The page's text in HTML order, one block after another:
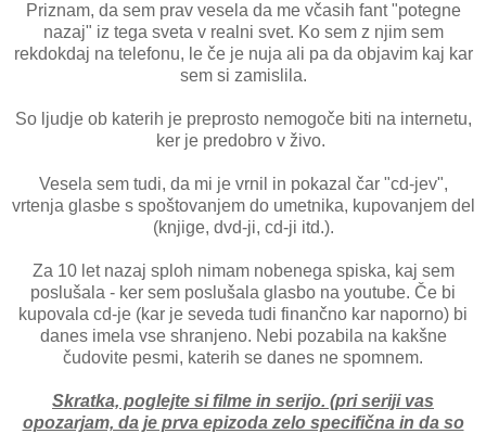
Priznam, da sem prav vesela da me včasih fant "potegne
nazaj" iz tega sveta v realni svet. Ko sem z njim sem
rekdokdaj na telefonu, le če je nuja ali pa da objavim kaj kar
sem si zamislila.
So ljudje ob katerih je preprosto nemogoče biti na internetu,
ker je predobro v živo.
Vesela sem tudi, da mi je vrnil in pokazal čar "cd-jev",
vrtenja glasbe s spoštovanjem do umetnika, kupovanjem del
(knjige, dvd-ji, cd-ji itd.).
Za 10 let nazaj sploh nimam nobenega spiska, kaj sem
poslušala - ker sem poslušala glasbo na youtube. Če bi
kupovala cd-je (kar je seveda tudi finančno kar naporno) bi
danes imela vse shranjeno. Nebi pozabila na kakšne
čudovite pesmi, katerih se danes ne spomnem.
Skratka, poglejte si filme in serijo. (pri seriji vas
opozarjam, da je prva epizoda zelo specifična in da so